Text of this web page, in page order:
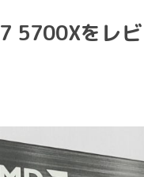
5700Xをレ